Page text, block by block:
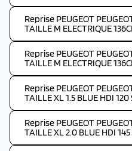
Reprise PEUGEOT
TAILLE M ELECTRIQUE
Reprise PEUGEOT
TAILLE M ELECTRIQUE
Reprise PEUGEOT
TAILLE XL 1.5 BLUE HDI
Reprise PEUGEOT
TAILLE XL 2.0 BLUE HDI